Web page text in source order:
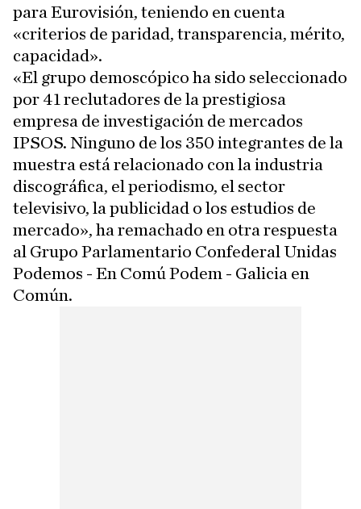
para Eurovisión, teniendo en cuenta
«criterios de paridad, transparencia, mérito,
capacidad».
«El grupo demoscópico ha sido seleccionado
por 41 reclutadores de la prestigiosa
empresa de investigación de mercados
IPSOS. Ninguno de los 350 integrantes de la
muestra está relacionado con la industria
discográfica, el periodismo, el sector
televisivo, la publicidad o los estudios de
mercado», ha remachado en otra respuesta
al Grupo Parlamentario Confederal Unidas
Podemos - En Comú Podem - Galicia en
Común.